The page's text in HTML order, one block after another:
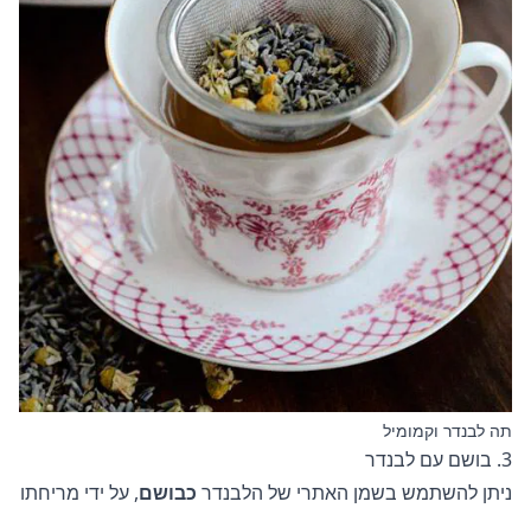
תה לבנדר וקמומיל
3. בושם עם לבנדר
ניתן להשתמש בשמן האתרי של הלבנדר כבושם, על ידי מריחתו